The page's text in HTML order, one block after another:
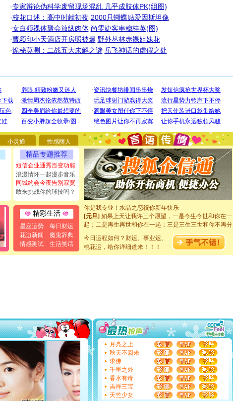
·专家辩论伪科学废留现场混乱 几乎成肢体PK(组图)
·校花口述：高中时献初夜 2000只蝴蝶贴爱因斯坦像
·女白领祼体聚会放纵肉体 尚雯婕客串穆桂英(图)
·曹颖印小天酒店开房照被爆 野外丛林赤裸姐妹花
·诡秘莫测：二战五大未解之谜 岳飞神话的虚假之处
小灵通 性感丽人
精品专题推荐
短信企业通秀百变功能
浪漫情怀一起漫步音乐
同城约会今夜告别寂寞
敢来挑战你的球技吗？
精彩生活
星座运势
每日财运
花边新闻
魔鬼辞典
情感测试
生活笑话
[圣诞节] 圣诞节到了，想想没什么送给你的，又不打算给
要平安！千万要知足！千万不要忘记我！
[圣诞节]不只这样的日子才会想起你,而是这样的日子才
能正大光明地骚扰你,告诉你,圣诞要快乐!新年要快乐!天天
都要快乐噢!
[圣诞节]奉上一颗祝福的心,在这个特别的日子里,愿幸福,
如意,快乐,鲜花,一切美好的祝愿与你同在.圣诞快乐!
[元旦]看到你我会触电；看不到你我要充电；没有你我会
断电。爱你是我职业，想你是我事业，抱你是我特长，吻
[元旦]如果上天让我许三个愿望，一是今生今世和你在一
起；二是再生再世和你在一起；三是三生三世和你不再分
离。水晶之恋祝你新年快乐
[元旦]当我狠下心扭头离去那一刻，你在我身后无助地哭
泣，这痛楚让我明白我多么爱你。我转身抱住你：这猪不
卖了。水晶之恋祝你新年快乐。
你太多，只有给你五千万：千万快乐！千万要健康！千万
要平安！千万要知足！千万不要忘记我！
[圣诞节]不只这样的日子才会想起你,而是这样的日子才
能正大光明地骚扰你,告诉你,圣诞要快乐!新年要快乐!天天
都要快乐噢!
[圣诞节]奉上一颗祝福的心,在这个特别的日子里,愿幸福,
如意,快乐,鲜花,一切美好的祝愿与你同在.圣诞快乐!
[元旦]
看到你我会触电；看不到你我要充电；没有你我会
断电。爱你是我职业，想你是我事业，抱你是我特长，吻
你是我专业！水晶之恋祝你新年快乐
今日运程如何？财运、事业运、
桃花运，给你详细道来！！！
月亮之上
秋天不回来
求佛
千里之外
香水有毒
吉祥三宝
天竺少女